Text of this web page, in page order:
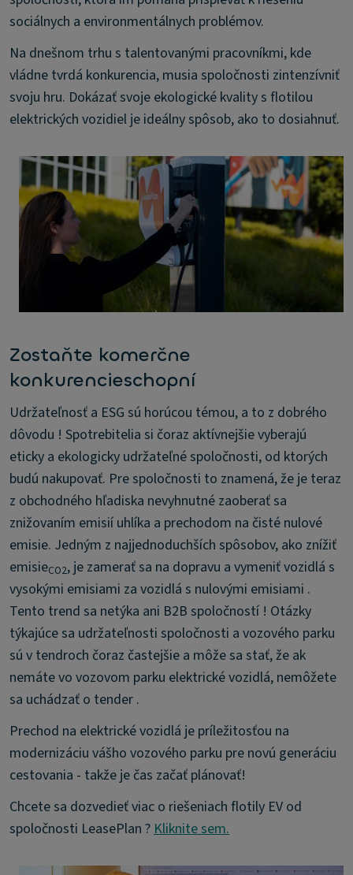
sociálnych a environmentálnych problémov.
Na dnešnom trhu s talentovanými pracovníkmi, kde
vládne tvrdá konkurencia, musia spoločnosti zintenzívniť
svoju hru. Dokázať svoje ekologické kvality s flotilou
elektrických vozidiel je ideálny spôsob, ako to dosiahnuť.
Zostaňte komerčne
konkurencieschopní
Udržateľnosť a ESG sú horúcou témou, a to z dobrého
dôvodu ! Spotrebitelia si čoraz aktívnejšie vyberajú
eticky a ekologicky udržateľné spoločnosti, od ktorých
budú nakupovať. Pre spoločnosti to znamená, že je teraz
z obchodného hľadiska nevyhnutné zaoberať sa
znižovaním emisií uhlíka a prechodom na čisté nulové
emisie. Jedným z najjednoduchších spôsobov, ako znížiť
emisieCO2, je zamerať sa na dopravu a vymeniť vozidlá s
vysokými emisiami za vozidlá s nulovými emisiami .
Tento trend sa netýka ani B2B spoločností ! Otázky
týkajúce sa udržateľnosti spoločnosti a vozového parku
sú v tendroch čoraz častejšie a môže sa stať, že ak
nemáte vo vozovom parku elektrické vozidlá, nemôžete
sa uchádzať o tender .
Prechod na elektrické vozidlá je príležitosťou na
modernizáciu vášho vozového parku pre novú generáciu
cestovania - takže je čas začať plánovať!
Chcete sa dozvedieť viac o riešeniach flotily EV od
spoločnosti LeasePlan ? Kliknite sem.